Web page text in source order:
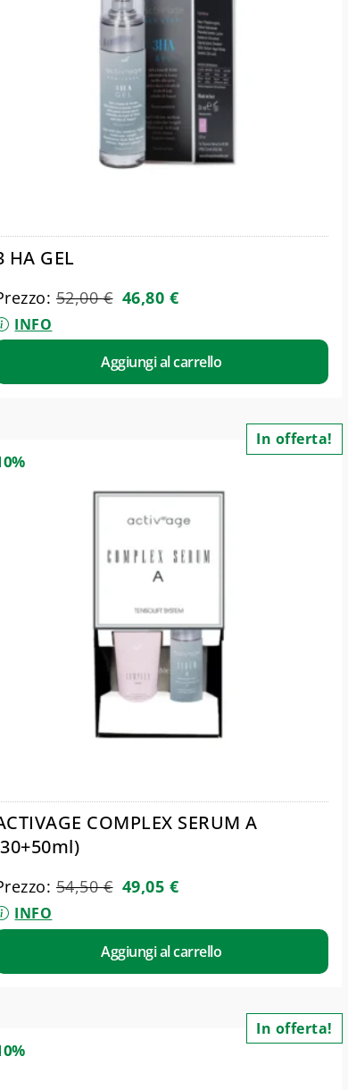
HA GEL
52,00€ 46,80 €
INFO
Aggiungi al carrello
COMPLEX SERUM A
54,50€ 49,05 €
INFO
Aggiungi al carrello
In offerta!
In offerta!